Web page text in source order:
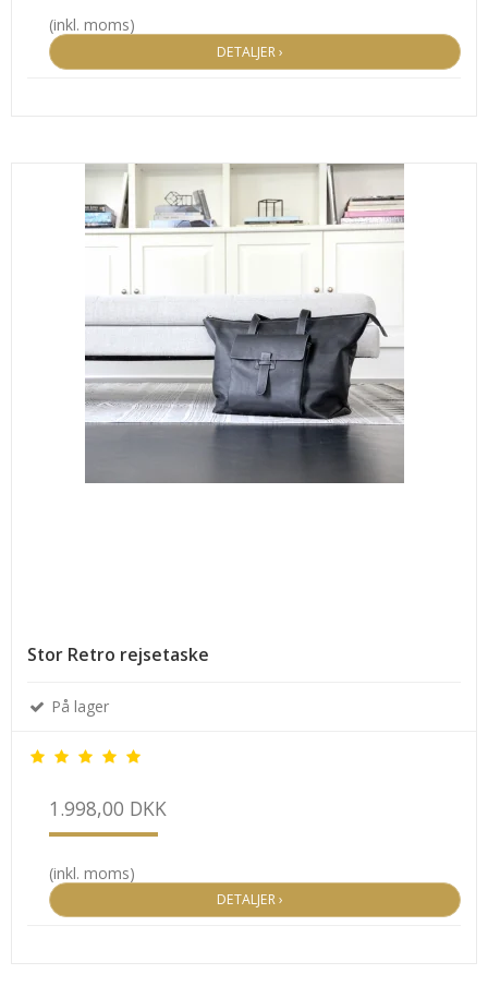
(inkl. moms)
DETALJER ›
Stor Retro rejsetaske
På lager
1.998,00 DKK
(inkl. moms)
DETALJER ›